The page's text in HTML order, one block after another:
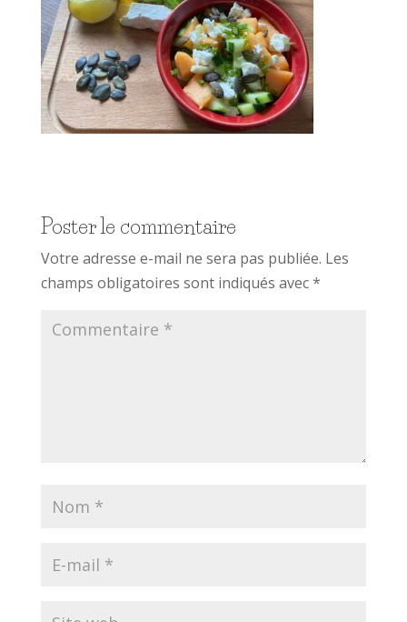
Poster le commentaire
Votre adresse e-mail ne sera pas publiée. Les
champs obligatoires sont indiqués avec*